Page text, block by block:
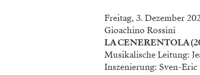
Freitag, 3. Dezember
Gioachino Rossini
LA CENERENTOLA
Musikalische Leitung:
Inszenierung: Sven-